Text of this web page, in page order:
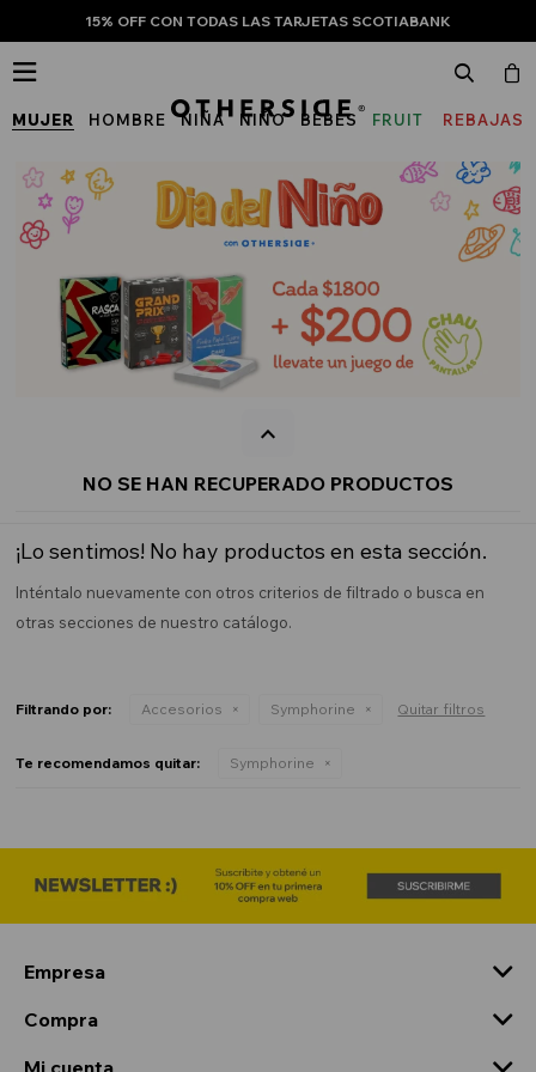
15% OFF CON TODAS LAS TARJETAS SCOTIABANK
MUJER HOMBRE NIÑA NIÑO BEBÉS
FRUIT
THE
LOOM
REBAJAS

NO SE HAN RECUPERADO PRODUCTOS
¡Lo sentimos! No hay productos en esta sección.
Inténtalo nuevamente con otros criterios de filtrado o busca en
otras secciones de nuestro catálogo.
Filtrando por: Accesorios Symphorine Quitar filtros
Te recomendamos quitar: Symphorine
Empresa
Compra